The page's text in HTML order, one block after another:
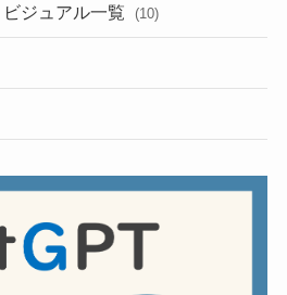
ジュアル一覧 (10)